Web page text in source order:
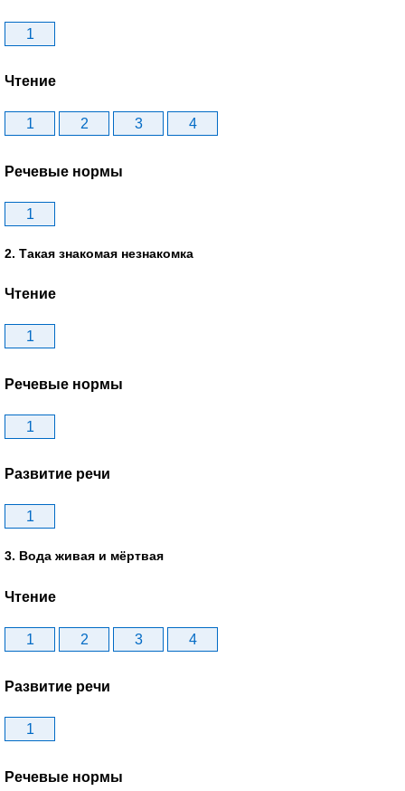
1
Чтение
1 2 3 4
Речевые нормы
1
2. Такая знакомая незнакомка
Чтение
1
Речевые нормы
1
Развитие речи
1
3. Вода живая и мёртвая
Чтение
1 2 3 4
Развитие речи
1
Речевые нормы